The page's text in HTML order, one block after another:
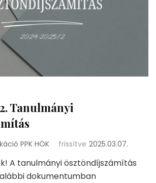
Tanulmányi
PPK HÖK frissítve 2025.03.07.
A tanulmányi ösztöndíjszámítás
dokumentumban